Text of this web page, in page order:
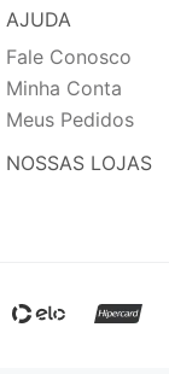
AJUDA
Fale Conosco
Minha Conta
Meus Pedidos
NOSSAS LOJAS